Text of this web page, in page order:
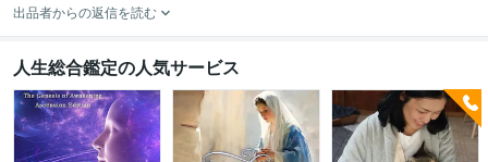
出品者からの返信を読む
人生総合鑑定の人気サービス